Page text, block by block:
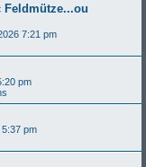
7:21 pm
pm
5:37 pm